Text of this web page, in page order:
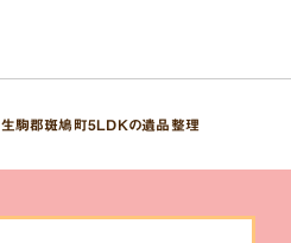
生駒郡斑鳩町5LDKの遺品整理